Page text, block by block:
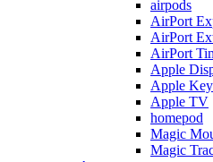
airpods
AirPort
AirPort
AirPort
Apple
Apple
Apple TV
homepod
Magic
Magic